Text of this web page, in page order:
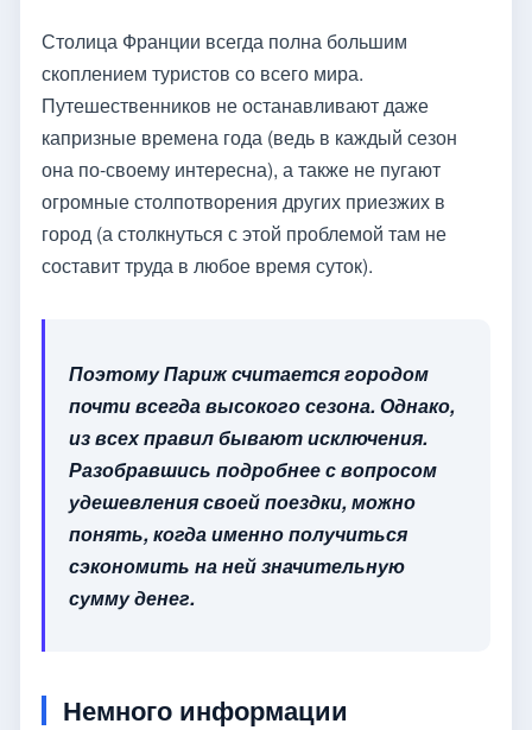
Столица Франции всегда полна большим
скоплением туристов со всего мира.
Путешественников не останавливают даже
капризные времена года (ведь в каждый сезон
она по-своему интересна), а также не пугают
огромные столпотворения других приезжих в
город (а столкнуться с этой проблемой там не
составит труда в любое время суток).
Поэтому Париж считается городом
почти всегда высокого сезона. Однако,
из всех правил бывают исключения.
Разобравшись подробнее с вопросом
удешевления своей поездки, можно
понять, когда именно получиться
сэкономить на ней значительную
сумму денег.
Немного информации